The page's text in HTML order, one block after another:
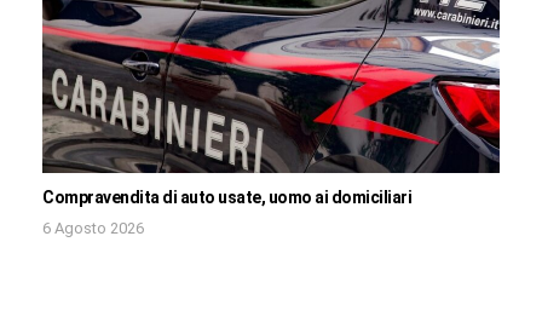
Compravendita di auto usate, uomo ai domiciliari
6 Agosto 2026